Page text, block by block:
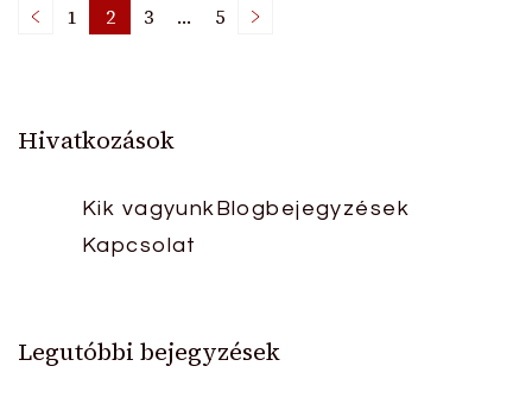
Posts
Page
1 Page
2 Page
3 … Page
5
Hivatkozások
Kik vagyunk Blogbejegyzések
Kapcsolat
Legutóbbi bejegyzések